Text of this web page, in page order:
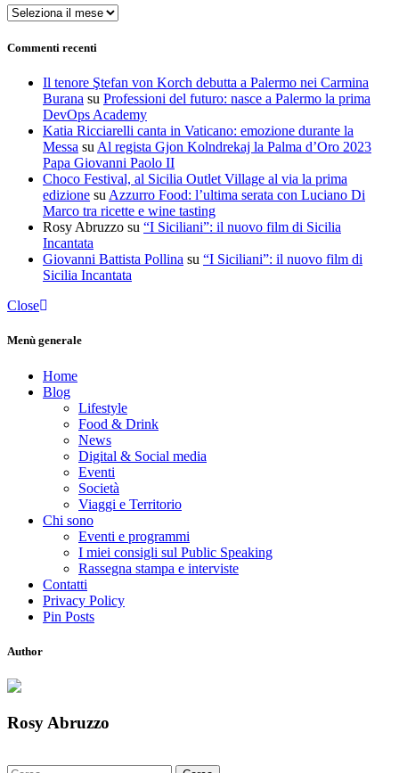
Archivi
Commenti recenti
Il tenore Ştefan von Korch debutta a Palermo nei Carmina
Burana su Professioni del futuro: nasce a Palermo la prima
DevOps Academy
Katia Ricciarelli canta in Vaticano: emozione durante la
Messa su Al regista Gjon Kolndrekaj la Palma d’Oro 2023
Papa Giovanni Paolo II
Choco Festival, al Sicilia Outlet Village al via la prima
edizione su Azzurro Food: l’ultima serata con Luciano Di
Marco tra ricette e wine tasting
Rosy Abruzzo su “I Siciliani”: il nuovo film di Sicilia
Incantata
Giovanni Battista Pollina su “I Siciliani”: il nuovo film di
Sicilia Incantata
Close
Menù generale
Home
Blog
Lifestyle
Food & Drink
News
Digital & Social media
Eventi
Società
Viaggi e Territorio
Chi sono
Eventi e programmi
I miei consigli sul Public Speaking
Rassegna stampa e interviste
Contatti
Privacy Policy
Pin Posts
Author
Rosy Abruzzo